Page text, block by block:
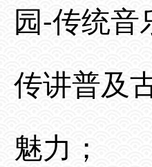
园-传统音
传讲普及
魅力；